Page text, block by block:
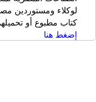
لوكلاء ومستوردين
كتاب مطبوع أو
إضغط هنا